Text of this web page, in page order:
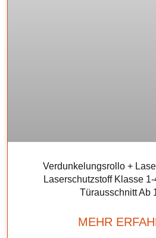
Verdunkelungsrollo +
Laserschutzstoff Klasse
Türausschnitt Ab
MEHR